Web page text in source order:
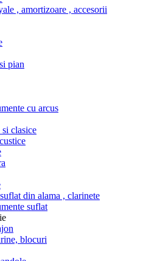
, amortizoare , accesorii
pian
cu arcus
clasice
din alama , clarinete
suflat
blocuri